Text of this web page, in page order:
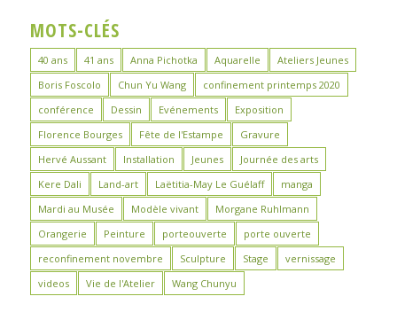
MOTS-CLÉS
40 ans 41 ans Anna Pichotka Aquarelle
Ateliers Jeunes
Boris Foscolo
Chun Yu Wang
confinement printemps 2020
conférence
Dessin Evénements
Exposition
Florence Bourges
Fête de l'Estampe
Gravure
Hervé Aussant
Installation Jeunes
Journée des arts
Kere Dali
Land-art Laëtitia-May Le Guélaff
manga
Mardi au Musée
Modèle vivant
Morgane Ruhlmann
Orangerie
Peinture porteouverte
porte ouverte
reconfinement novembre
Sculpture Stage
vernissage
videos
Vie de l'Atelier Wang Chunyu